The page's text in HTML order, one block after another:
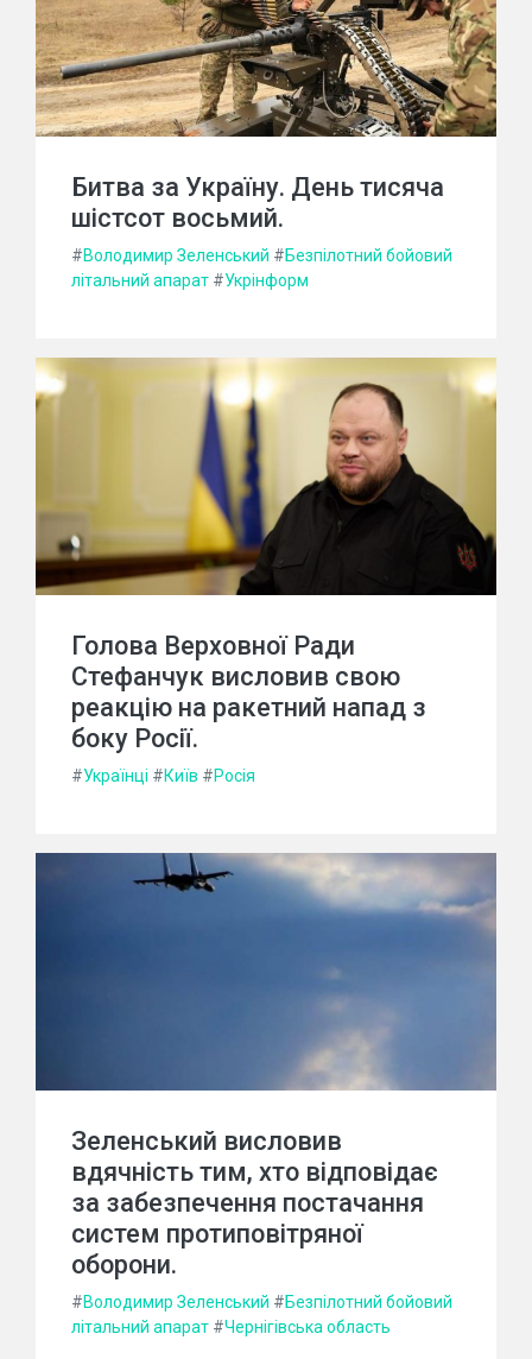
Битва за Україну. День тисяча
шістсот восьмий.
#Володимир Зеленський #Безпілотний бойовий
літальний апарат #Укрінформ
Голова Верховної Ради
Стефанчук висловив свою
реакцію на ракетний напад з
боку Росії.
#Українці #Київ #Росія
Зеленський висловив
вдячність тим, хто відповідає
за забезпечення постачання
систем протиповітряної
оборони.
#Володимир Зеленський #Безпілотний бойовий
літальний апарат #Чернігівська область